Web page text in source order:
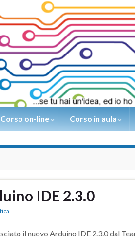
Corso on-line Corso in aula
IDE 2.3.0
il nuovo Arduino IDE 2.3.0 dal